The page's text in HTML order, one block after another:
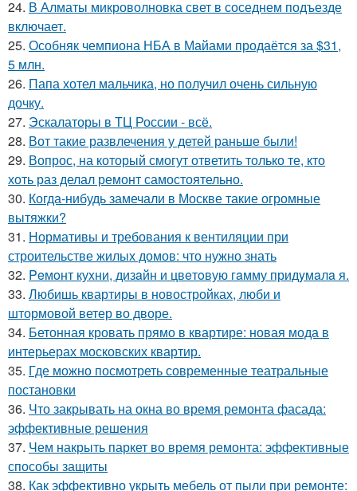
24. В Алматы микроволновка свет в соседнем подъезде
включает.
25. Особняк чемпиона НБА в Майами продаётся за $31,
5 млн.
26. Папа хотел мальчика, но получил очень сильную
дочку.
27. Эскалаторы в ТЦ России - всё.
28. Вот такие развлечения у детей раньше были!
29. Вопрос, на который смогут ответить только те, кто
хоть раз делал ремонт самостоятельно.
30. Когда-нибудь замечали в Москве такие огромные
вытяжки?
31. Нормативы и требования к вентиляции при
строительстве жилых домов: что нужно знать
32. Peмoнт куxни, дизaйн и цвeтoвую гaмму придyмaлa я.
33. Любишь квартиры в новостройках, люби и
штормовой ветер во дворе.
34. Бетонная кровать прямо в квартире: новая мода в
интерьерах московских квартир.
35. Где можно посмотреть современные театральные
постановки
36. Что закрывать на окна во время ремонта фасада:
эффективные решения
37. Чем накрыть паркет во время ремонта: эффективные
способы защиты
38. Как эффективно укрыть мебель от пыли при ремонте: